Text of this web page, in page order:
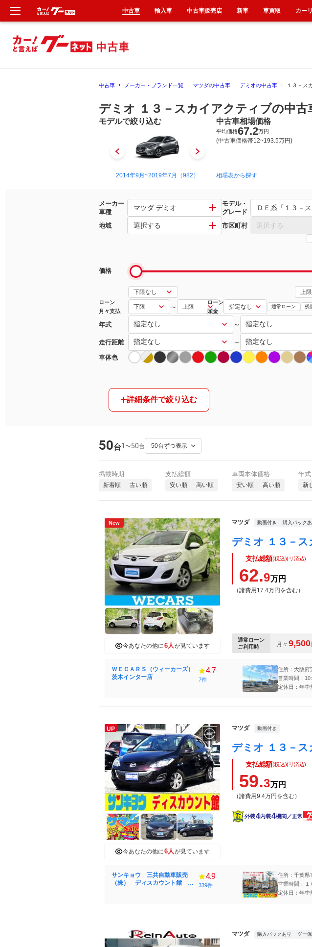
中古車 メーカー・ブランド一覧 マツダの中古車 デミオの中古車 １３－ス
デミオ １３－スカイアクティブの中古
モデルで絞り込む
2014年9月~2019年7月（982） 2007年7月~2014年9月（228）
中古車相場価格
平均価格67.2万円
(中古車価格帯12~193.5万円)
相場表から探す
メーカー
車種
マツダ デミオ
モデル・
グレード
ＤＥ系「１３－
地域 選択する 市区町村 選択する
価格
ローン
月々支払
～
ローン
頭金
通常ローン 残
年式 ～
走行距離 ～
車体色
詳細条件で絞り込む
50台1 〜50台
掲載時期
新着順 古い順
支払総額
安い順 高い順
車両本体価格
安い順 高い順
年式
新
New
今あなたの他に6人が見ています
マツダ 動画付き 購入パックあ
支払総額(税込)(リ済込)
62.9万円
（諸費用17.4万円を含む）
通常ローン
ご利用時
月々 9,500
ＷＥＣＡＲＳ（ウィーカーズ）
茨木インター店
4.7
7件
住所：大阪府
営業時間：
定休日：年中
UP
今あなたの他に6人が見ています
マツダ 動画付き
支払総額(税込)(リ済込)
59.3万円
（諸費用9.4万円を含む）
外装4内装4機関／正常
サンキョウ 三共自動車販売
（株） ディスカウント館 コ
4.9
339件
住所：千葉県
営業時間：１
定休日：年中
マツダ 購入パックあり グー
中古車 輸入車 中古車販売店 新車 車買取 カー
新車